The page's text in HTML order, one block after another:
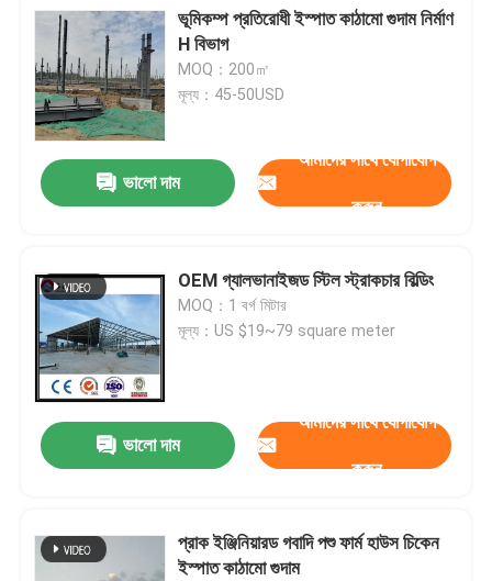
ভূমিকম্প প্রতিরোধী ইস্পাত কাঠামো গুদাম নির্মাণ
H বিভাগ
MOQ：200㎡
মূল্য：45-50USD
ভালো দাম
আমাদের সাথে যোগাযোগ
করুন
OEM গ্যালভানাইজড স্টিল স্ট্রাকচার বিল্ডিং
MOQ：1 বর্গ মিটার
মূল্য：US $19~79 square meter
ভালো দাম
আমাদের সাথে যোগাযোগ
করুন
প্রাক ইঞ্জিনিয়ারড গবাদি পশু ফার্ম হাউস চিকেন
ইস্পাত কাঠামো গুদাম